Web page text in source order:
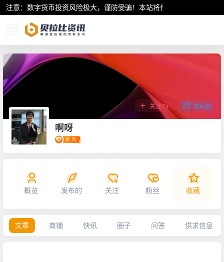
注意：数字货币投资风险极大，谨防受骗！本站将作为行业资讯共享
啊呀
关注Ta 发私信
概览 发布的 关注 粉丝 收藏
文章 商铺 快讯 圈子 问答 供求信息